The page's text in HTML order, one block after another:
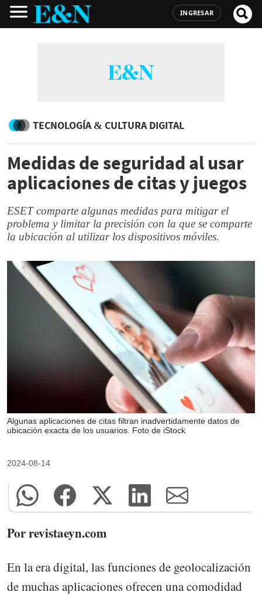
INGRESAR
TECNOLOGÍA & CULTURA DIGITAL
Medidas de seguridad al usar
aplicaciones de citas y juegos
ESET comparte algunas medidas para mitigar el
problema y limitar la precisión con la que se comparte
la ubicación al utilizar los dispositivos móviles.
Algunas aplicaciones de citas filtran inadvertidamente datos de
ubicación exacta de los usuarios. Foto de iStock
2024-08-14
Por revistaeyn.com
En la era digital, las funciones de geolocalización
de muchas aplicaciones ofrecen una comodidad